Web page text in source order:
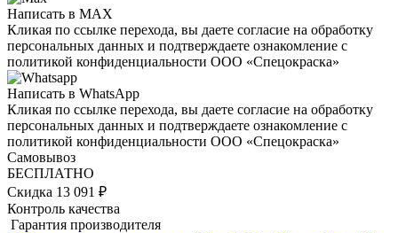
Написать в MAX
Кликая по ссылке перехода, вы даете согласие на обработку
персональных данных и подтверждаете ознакомление с
политикой конфиденциальности ООО «Спецокраска»
Написать в WhatsApp
Кликая по ссылке перехода, вы даете согласие на обработку
персональных данных и подтверждаете ознакомление с
политикой конфиденциальности ООО «Спецокраска»
Самовывоз
БЕСПЛАТНО
Скидка 13 091 ₽
Контроль качества
Гарантия производителя